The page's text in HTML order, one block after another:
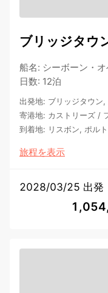
ブリッジタウ
船名: シーボーン・
日数: 12泊
出発地: ブリッジタウン,
寄港地: カストリーズ /
到着地: リスボン, ポル
旅程を表示
2028/03/25 出発